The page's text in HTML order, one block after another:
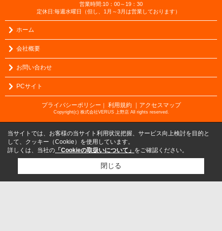
営業時間:10：00～19：30
定休日:毎週水曜日（但し、1月～3月は営業しております）
ホーム
会社概要
お問い合わせ
PCサイト
プライバシーポリシー ｜ 利用規約 ｜アクセスマップ
Copyright(c) 株式会社VERUS 上野店 All rights reserved.
当サイトでは、お客様の当サイト利用状況把握、サービス向上検討を目的と
して、クッキー（Cookie）を使用しています。
詳しくは、当社の 「Cookieの取扱いについて」 をご確認ください。
閉じる